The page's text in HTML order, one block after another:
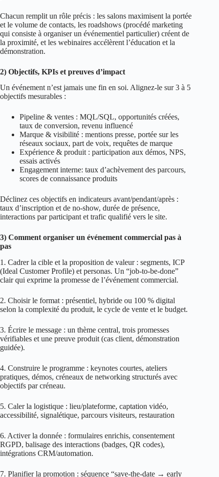
Chacun remplit un rôle précis : les salons maximisent la portée
et le volume de contacts, les roadshows (procédé marketing
qui consiste à organiser un événementiel particulier) créent de
la proximité, et les webinaires accélèrent l’éducation et la
démonstration.
2) Objectifs, KPIs et preuves d’impact
Un événement n’est jamais une fin en soi. Alignez‑le sur 3 à 5
objectifs mesurables :
Pipeline & ventes : MQL/SQL, opportunités créées,
taux de conversion, revenu influencé
Marque & visibilité : mentions presse, portée sur les
réseaux sociaux, part de voix, requêtes de marque
Expérience & produit : participation aux démos, NPS,
essais activés
Engagement interne: taux d’achèvement des parcours,
scores de connaissance produits
Déclinez ces objectifs en indicateurs avant/pendant/après :
taux d’inscription et de no‑show, durée de présence,
interactions par participant et trafic qualifié vers le site.
3) Comment organiser un événement commercial pas à
pas
1. Cadrer la cible et la proposition de valeur : segments, ICP
(Ideal Customer Profile) et personas. Un “job‑to‑be‑done”
clair qui exprime la promesse de l’événement commercial.
2. Choisir le format : présentiel, hybride ou 100 % digital
selon la complexité du produit, le cycle de vente et le budget.
3. Écrire le message : un thème central, trois promesses
vérifiables et une preuve produit (cas client, démonstration
guidée).
4. Construire le programme : keynotes courtes, ateliers
pratiques, démos, créneaux de networking structurés avec
objectifs par créneau.
5. Caler la logistique : lieu/plateforme, captation vidéo,
accessibilité, signalétique, parcours visiteurs, restauration
6. Activer la donnée : formulaires enrichis, consentement
RGPD, balisage des interactions (badges, QR codes),
intégrations CRM/automation.
7. Planifier la promotion : séquence “save‑the‑date → early